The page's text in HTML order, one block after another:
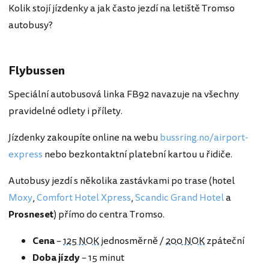
Kolik stojí jízdenky a jak často jezdí na letiště Tromso
autobusy?
Flybussen
Speciální autobusová linka FB92 navazuje na všechny
pravidelné odlety i přílety.
Jízdenky zakoupíte online na webubussring.no/airport-
express nebo bezkontaktní platební kartou u řidiče.
Autobusy jezdí s několika zastávkami po trase (hotel
Moxy,Comfort Hotel Xpress,Scandic Grand Hotela
Prosneset) přímo do centra Tromso.
Cena–125 NOKjednosměrně /200 NOKzpáteční
Doba jízdy– 15 minut